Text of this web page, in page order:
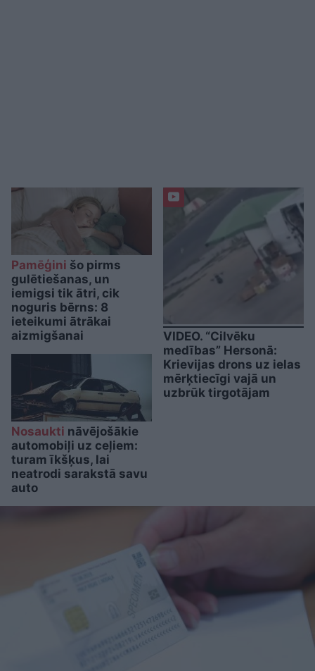
Pamēģini šo pirms
gulētiešanas, un
iemigsi tik ātri, cik
noguris bērns: 8
ieteikumi ātrākai
aizmigšanai
Nosaukti nāvējošākie
automobiļi uz ceļiem:
turam īkšķus, lai
neatrodi sarakstā savu
auto
VIDEO. “Cilvēku
medības” Hersonā:
Krievijas drons uz ielas
mērķtiecīgi vajā un
uzbrūk tirgotājam